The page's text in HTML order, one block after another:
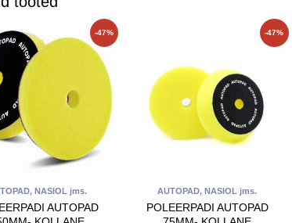
-47%
NASIOL jms.
AUTOPAD
hind
oli:
Praegune
hind
-47%
AUTOPAD, NASIOL jms.
POLEERPADI AUTOPAD
6.90€.
Praegune
3.66€.